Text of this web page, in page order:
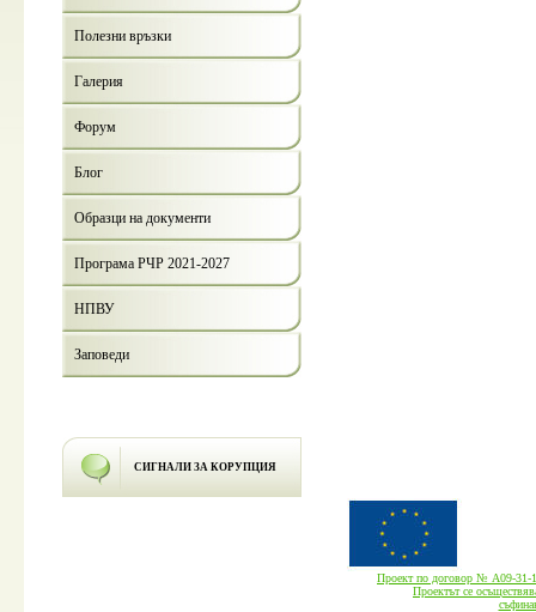
Полезни връзки
Галерия
Форум
Блог
Образци на документи
Програма РЧР 2021-2027
НПВУ
Заповеди
СИГНАЛИ ЗА КОРУПЦИЯ
Проект по договор № А09-
Проектът се